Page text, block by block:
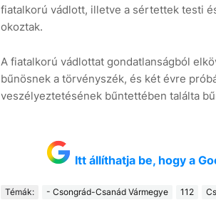
fiatalkorú vádlott, illetve a sértettek testi
okoztak.
A fiatalkorú vádlottat gondatlanságból
bűnösnek a törvényszék, és két évre
veszélyeztetésének bűntettében találta
Itt állíthatja be, hogy a
Témák: - Csongrád-Csanád Vármegye 112